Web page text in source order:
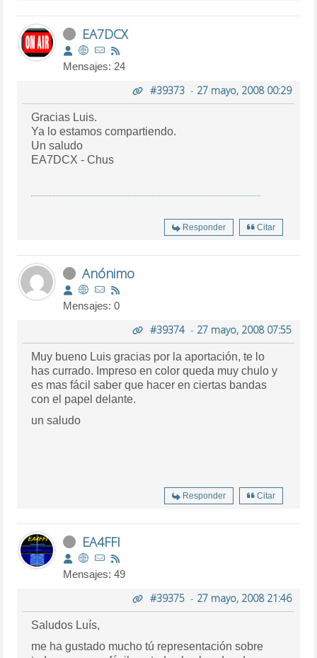
EA7DCX
Mensajes: 24
#39373- 27 mayo, 2008 00:29
Gracias Luis.
Ya lo estamos compartiendo.
Un saludo
EA7DCX - Chus
Responder Citar
Anónimo
Mensajes: 0
#39374- 27 mayo, 2008 07:55
Muy bueno Luis gracias por la aportación, te lo
has currado. Impreso en color queda muy chulo y
es mas fácil saber que hacer en ciertas bandas
con el papel delante.
un saludo
Responder Citar
EA4FFI
Mensajes: 49
#39375- 27 mayo, 2008 21:46
Saludos Luís,
me ha gustado mucho tú representación sobre